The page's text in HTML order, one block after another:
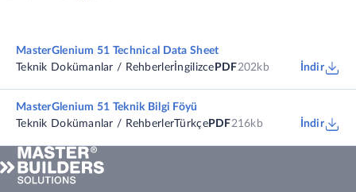
MasterGlenium 51 Technical Data Sheet
Teknik Dokümanlar / Rehberler İngilizce PDF202kb İndir
MasterGlenium 51 Teknik Bilgi Föyü
Teknik Dokümanlar / RehberlerTürkçePDF216kb İndir